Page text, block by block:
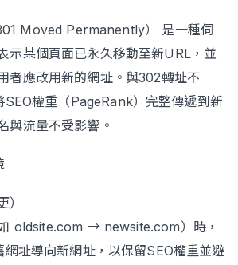
Moved Permanently） 是一種伺
示某個頁面已永久移動至新URL，並
者應改用新的網址。與302轉址不
SEO權重（PageRank）完整傳遞到新
與流量不受影響。
）
oldsite.com → newsite.com）時，
網址導向新網址，以保留SEO權重並避